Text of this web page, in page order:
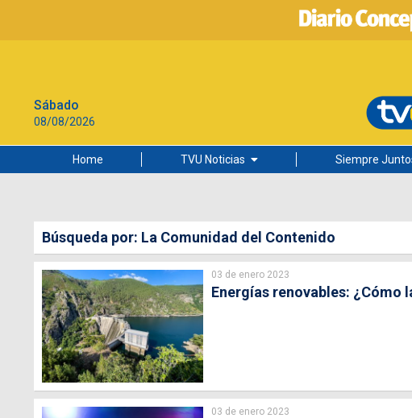
Sábado
08/08/2026
Home TVU Noticias
Ciudad
Universidad de Concepción
Siempre
Búsqueda por: La Comunidad del Contenido
03 de enero 2023
Energías renovables: ¿Cómo
03 de enero 2023